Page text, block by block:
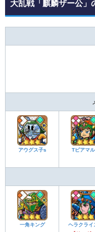
大乱戦「麒麟ザー公」
アウグス子s Tピアマ
一角キング
ヘラクライ